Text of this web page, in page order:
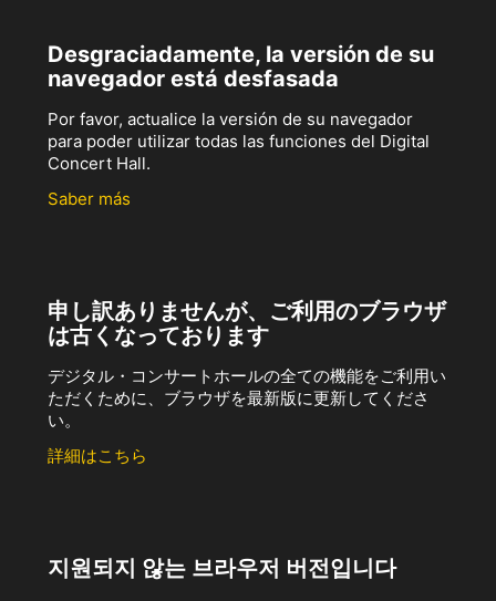
Desgraciadamente, la versión de su
navegador está desfasada
Por favor, actualice la versión de su navegador
para poder utilizar todas las funciones del Digital
Concert Hall.
Saber más
申し訳ありませんが、ご利用のブラウザ
は古くなっております
デジタル・コンサートホールの全ての機能をご利用い
ただくために、ブラウザを最新版に更新してくださ
い。
詳細はこちら
지원되지 않는 브라우저 버전입니다